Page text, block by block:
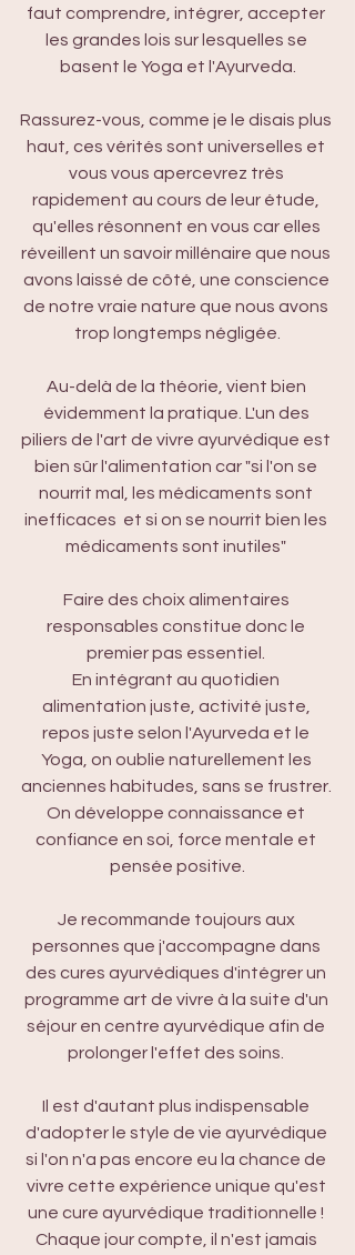
faut comprendre, intégrer, accepter
les grandes lois sur lesquelles se
basent le Yoga et l'Ayurveda.
Rassurez-vous, comme je le disais plus
haut, ces vérités sont universelles et
vous vous apercevrez très
rapidement au cours de leur étude,
qu'elles résonnent en vous car elles
réveillent un savoir millénaire que nous
avons laissé de côté, une conscience
de notre vraie nature que nous avons
trop longtemps négligée.
Au-delà de la théorie, vient bien
évidemment la pratique. L'un des
piliers de l'art de vivre ayurvédique est
bien sûr l'alimentation car "si l'on se
nourrit mal, les médicaments sont
inefficaces  et si on se nourrit bien les
médicaments sont inutiles"
Faire des choix alimentaires
responsables constitue donc le
premier pas essentiel.
En intégrant au quotidien
alimentation juste, activité juste,
repos juste selon l'Ayurveda et le
Yoga, on oublie naturellement les
anciennes habitudes, sans se frustrer.
On développe connaissance et
confiance en soi, force mentale et
pensée positive.
Je recommande toujours aux
personnes que j'accompagne dans
des cures ayurvédiques d'intégrer un
programme art de vivre à la suite d'un
séjour en centre ayurvédique afin de
prolonger l'effet des soins.
Il est d'autant plus indispensable
d'adopter le style de vie ayurvédique
si l'on n'a pas encore eu la chance de
vivre cette expérience unique qu'est
une cure ayurvédique traditionnelle !
Chaque jour compte, il n'est jamais